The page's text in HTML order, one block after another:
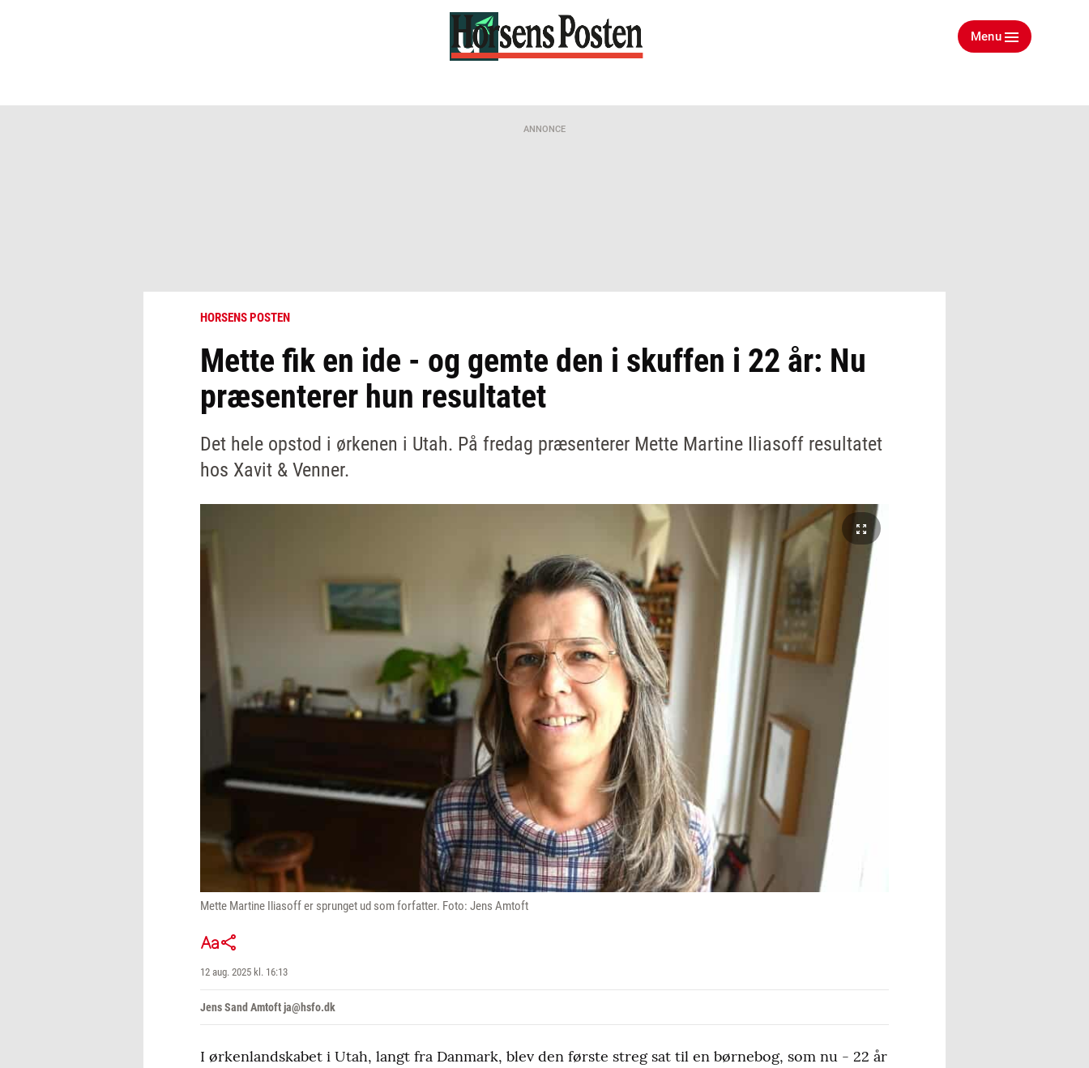
Menu
ANNONCE
HORSENS POSTEN
Mette fik en ide - og gemte den i skuffen i 22 år: Nu
præsenterer hun resultatet
Det hele opstod i ørkenen i Utah. På fredag præsenterer Mette Martine Iliasoff resultatet
hos Xavit & Venner.
Mette Martine Iliasoff er sprunget ud som forfatter. Foto: Jens Amtoft
12 aug. 2025 kl. 16:13
Jens Sand Amtoft ja@hsfo.dk
I ørkenlandskabet i Utah, langt fra Danmark, blev den første streg sat til en børnebog, som nu - 22 år